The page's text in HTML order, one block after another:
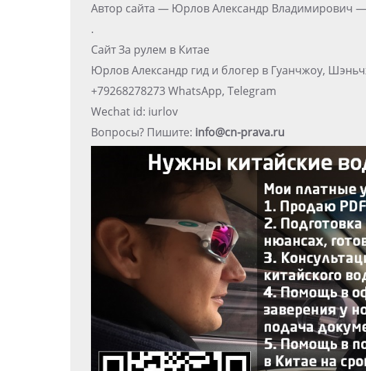
Автор сайта — Юрлов Александр Владимирович —
.
Сайт За рулем в Китае
Юрлов Александр гид и блогер в Гуанчжоу,
+79268278273 WhatsApp, Telegram
Wechat id: iurlov
Вопросы? Пишите: info@cn-prava.ru